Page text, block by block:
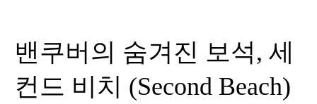
밴쿠버의 숨겨진 보석, 세
컨드 비치 (Second Beach)